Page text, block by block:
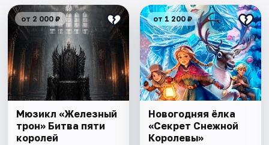
от 2 000 ₽
Мюзикл «Железный
трон» Битва пяти
королей
от 1 200 ₽
Новогодняя ёлка
«Секрет Снежной
Королевы»